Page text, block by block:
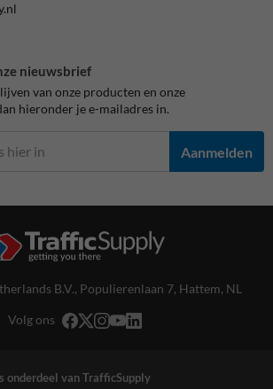
nieuwsbrief
van onze producten en onze
hieronder je e-mailadres in.
Aanmelden
B.V., Populierenlaan 7, Hattem, NL
Volg ons
van TrafficSupply